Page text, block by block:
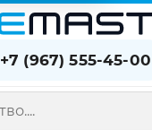
+7 (967) 555-45-00